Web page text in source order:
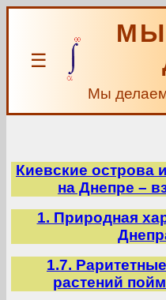
☰
Мы делаем
Киевские острова
на Днепре –
1. Природная
1.7.
растений